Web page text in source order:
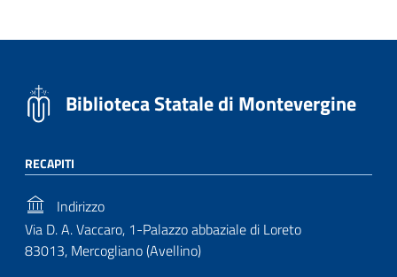
Biblioteca Statale di Montevergine
RECAPITI
Indirizzo
Via D. A. Vaccaro, 1-Palazzo abbaziale di Loreto
83013, Mercogliano (Avellino)